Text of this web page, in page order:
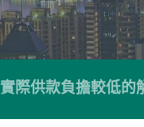
實際供款負擔較低的